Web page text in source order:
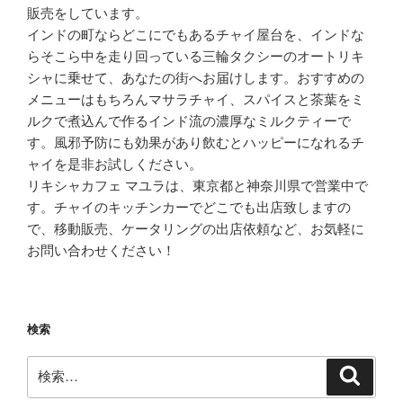
販売をしています。
インドの町ならどこにでもあるチャイ屋台を、インドな
らそこら中を走り回っている三輪タクシーのオートリキ
シャに乗せて、あなたの街へお届けします。おすすめの
メニューはもちろんマサラチャイ、スパイスと茶葉をミ
ルクで煮込んで作るインド流の濃厚なミルクティーで
す。風邪予防にも効果があり飲むとハッピーになれるチ
ャイを是非お試しください。
リキシャカフェ マユラは、東京都と神奈川県で営業中で
す。チャイのキッチンカーでどこでも出店致しますの
で、移動販売、ケータリングの出店依頼など、お気軽に
お問い合わせください！
検索
索: